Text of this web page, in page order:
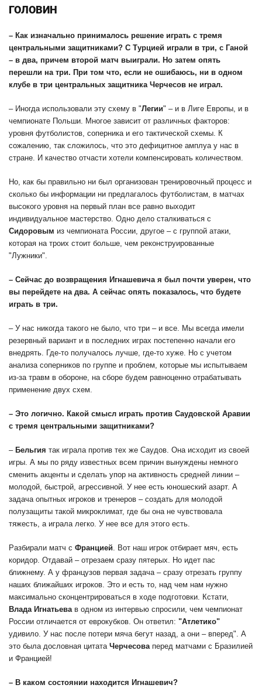
ГОЛОВИН
– Как изначально принималось решение играть с тремя
центральными защитниками? С Турцией играли в три, с Ганой
– в два, причем второй матч выиграли. Но затем опять
перешли на три. При том что, если не ошибаюсь, ни в одном
клубе в три центральных защитника Черчесов не играл.
– Иногда использовали эту схему в "Легии" – и в Лиге Европы, и в
чемпионате Польши. Многое зависит от различных факторов:
уровня футболистов, соперника и его тактической схемы. К
сожалению, так сложилось, что это дефицитное амплуа у нас в
стране. И качество отчасти хотели компенсировать количеством.
Но, как бы правильно ни был организован тренировочный процесс и
сколько бы информации ни предлагалось футболистам, в матчах
высокого уровня на первый план все равно выходит
индивидуальное мастерство. Одно дело сталкиваться с
Сидоровым из чемпионата России, другое – с группой атаки,
которая на троих стоит больше, чем реконструированные
"Лужники".
– Сейчас до возвращения Игнашевича я был почти уверен, что
вы перейдете на два. А сейчас опять показалось, что будете
играть в три.
– У нас никогда такого не было, что три – и все. Мы всегда имели
резервный вариант и в последних играх постепенно начали его
внедрять. Где-то получалось лучше, где-то хуже. Но с учетом
анализа соперников по группе и проблем, которые мы испытываем
из-за травм в обороне, на сборе будем равноценно отрабатывать
применение двух схем.
– Это логично. Какой смысл играть против Саудовской Аравии
с тремя центральными защитниками?
– Бельгия так играла против тех же Саудов. Она исходит из своей
игры. А мы по ряду известных всем причин вынуждены немного
сменить акценты и сделать упор на активность средней линии –
молодой, быстрой, агрессивной. У нее есть юношеский азарт. А
задача опытных игроков и тренеров – создать для молодой
полузащиты такой микроклимат, где бы она не чувствовала
тяжесть, а играла легко. У нее все для этого есть.
Разбирали матч с Францией . Вот наш игрок отбирает мяч, есть
коридор. Отдавай – отрезаем сразу пятерых. Но идет пас
ближнему. А у французов первая задача – сразу отрезать группу
наших ближайших игроков. Это и есть то, над чем нам нужно
максимально сконцентрироваться в ходе подготовки. Кстати,
Влада Игнатьева в одном из интервью спросили, чем чемпионат
России отличается от еврокубков. Он ответил: "Атлетико"
удивило. У нас после потери мяча бегут назад, а они – вперед". А
это была дословная цитата Черчесова перед матчами с Бразилией
и Францией!
– В каком состоянии находится Игнашевич?